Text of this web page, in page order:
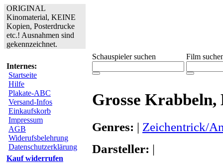
ORIGINAL
Kinomaterial, KEINE
Kopien, Posterdrucke
etc.! Ausnahmen sind
gekennzeichnet.
Internes:
Startseite
Hilfe
Plakate-ABC
Versand-Infos
Einkaufskorb
Impressum
AGB
Widerufsbelehrung
Datenschutzerklärung
Kauf widerrufen
Schauspieler suchen Film
Grosse Krabbeln,
Genres: | Zeichentrick/
Darsteller: |